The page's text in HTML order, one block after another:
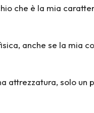
che è la mia
anche se la mia
attrezzatura, solo un